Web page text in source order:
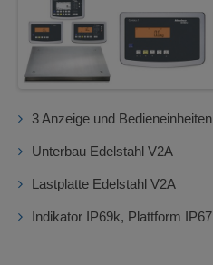
3 Anzeige und Bedieneinheiten
Unterbau Edelstahl V2A
Lastplatte Edelstahl V2A
Indikator IP69k, Plattform IP67